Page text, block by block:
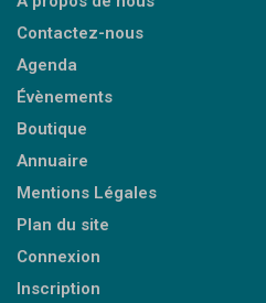
Contactez-nous
Agenda
Évènements
Boutique
Annuaire
Mentions Légales
Plan du site
Connexion
Inscription